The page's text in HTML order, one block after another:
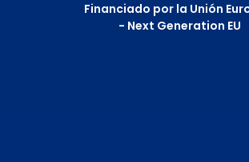
Financiado por la Unión
- Next Generation EU